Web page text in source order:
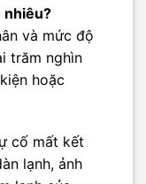
nhiêu?
và mức độ
trăm nghìn
hoặc
cố mất kết
lạnh, ảnh